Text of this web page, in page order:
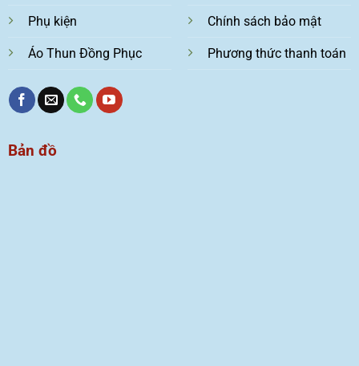
Phụ kiện
Áo Thun Đồng Phục
Chính sách bảo mật
Phương thức thanh toán
Bản đồ